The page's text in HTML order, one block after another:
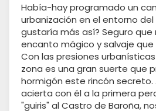
Había-hay programado un
urbanización en el entorno
gustaría más así? Seguro que
encanto mágico y salvaje
Con las presiones
zona es una gran suerte que
hormigón este rincón secreto.
acierta con él a la primera
"guiris" al Castro de Baroña,